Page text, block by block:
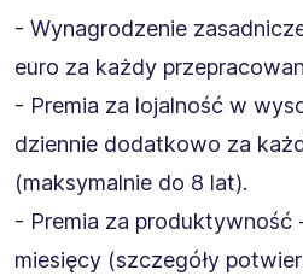
- Wynagrodzenie
euro za każdy
- Premia za lojalność w
dziennie dodatkowo za
(maksymalnie do 8 lat).
- Premia za produktywność
miesięcy (szczegóły